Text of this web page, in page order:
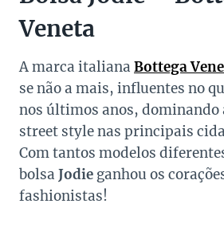
Veneta
A marca italiana Bottega
se não a mais, influentes no
nos últimos anos, dominando
street style nas principais
Com tantos modelos
bolsa Jodie ganhou os
fashionistas!